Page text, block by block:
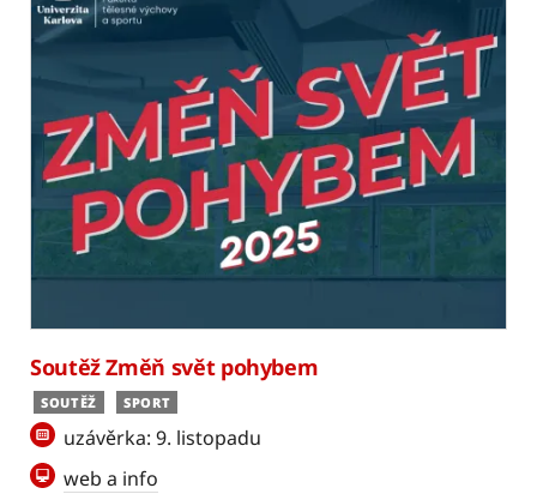
Soutěž Změň svět pohybem
SOUTĚŽ SPORT
uzávěrka: 9. listopadu
web a info